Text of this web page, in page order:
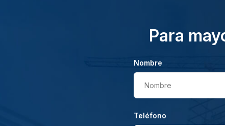
Para
Nombre
Nombre
Teléfono